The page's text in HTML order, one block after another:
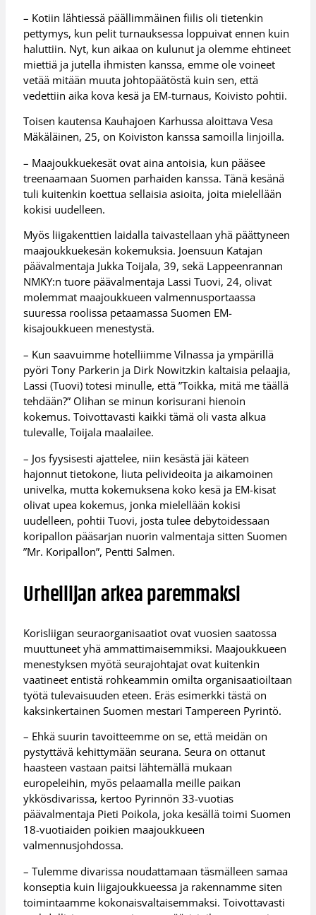
– Kotiin lähtiessä päällimmäinen fiilis oli tietenkin
pettymys, kun pelit turnauksessa loppuivat ennen kuin
haluttiin. Nyt, kun aikaa on kulunut ja olemme ehtineet
miettiä ja jutella ihmisten kanssa, emme ole voineet
vetää mitään muuta johtopäätöstä kuin sen, että
vedettiin aika kova kesä ja EM-turnaus, Koivisto pohtii.
Toisen kautensa Kauhajoen Karhussa aloittava Vesa
Mäkäläinen, 25, on Koiviston kanssa samoilla linjoilla.
– Maajoukkuekesät ovat aina antoisia, kun pääsee
treenaamaan Suomen parhaiden kanssa. Tänä kesänä
tuli kuitenkin koettua sellaisia asioita, joita mielellään
kokisi uudelleen.
Myös liigakenttien laidalla taivastellaan yhä päättyneen
maajoukkuekesän kokemuksia. Joensuun Katajan
päävalmentaja Jukka Toijala, 39, sekä Lappeenrannan
NMKY:n tuore päävalmentaja Lassi Tuovi, 24, olivat
molemmat maajoukkueen valmennusportaassa
suuressa roolissa petaamassa Suomen EM-
kisajoukkueen menestystä.
– Kun saavuimme hotelliimme Vilnassa ja ympärillä
pyöri Tony Parkerin ja Dirk Nowitzkin kaltaisia pelaajia,
Lassi (Tuovi) totesi minulle, että ”Toikka, mitä me täällä
tehdään?” Olihan se minun korisurani hienoin
kokemus. Toivottavasti kaikki tämä oli vasta alkua
tulevalle, Toijala maalailee.
– Jos fyysisesti ajattelee, niin kesästä jäi käteen
hajonnut tietokone, liuta pelivideoita ja aikamoinen
univelka, mutta kokemuksena koko kesä ja EM-kisat
olivat upea kokemus, jonka mielellään kokisi
uudelleen, pohtii Tuovi, josta tulee debytoidessaan
koripallon pääsarjan nuorin valmentaja sitten Suomen
”Mr. Koripallon”, Pentti Salmen.
Urheilijan arkea paremmaksi
Korisliigan seuraorganisaatiot ovat vuosien saatossa
muuttuneet yhä ammattimaisemmiksi. Maajoukkueen
menestyksen myötä seurajohtajat ovat kuitenkin
vaatineet entistä rohkeammin omilta organisaatioiltaan
työtä tulevaisuuden eteen. Eräs esimerkki tästä on
kaksinkertainen Suomen mestari Tampereen Pyrintö.
– Ehkä suurin tavoitteemme on se, että meidän on
pystyttävä kehittymään seurana. Seura on ottanut
haasteen vastaan paitsi lähtemällä mukaan
europeleihin, myös pelaamalla meille paikan
ykkösdivarissa, kertoo Pyrinnön 33-vuotias
päävalmentaja Pieti Poikola, joka kesällä toimi Suomen
18-vuotiaiden poikien maajoukkueen
valmennusjohdossa.
– Tulemme divarissa noudattamaan täsmälleen samaa
konseptia kuin liigajoukkueessa ja rakennamme siten
toimintaamme kokonaisvaltaisemmaksi. Toivottavasti